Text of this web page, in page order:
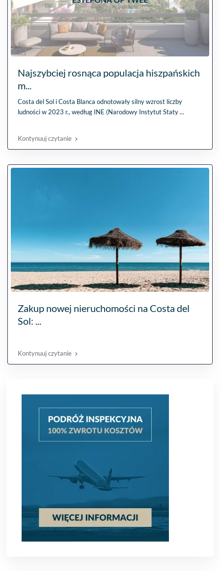
Najszybciej rosnąca populacja hiszpańskich
m...
Costa del Sol i Costa Blanca odnotowały silny wzrost liczby
ludności w 2023 r., według INE (Narodowy Instytut Staty...
Kontynuuj czytanie
Zakup nowej nieruchomości na Costa del
Sol: ...
Kontynuuj czytanie